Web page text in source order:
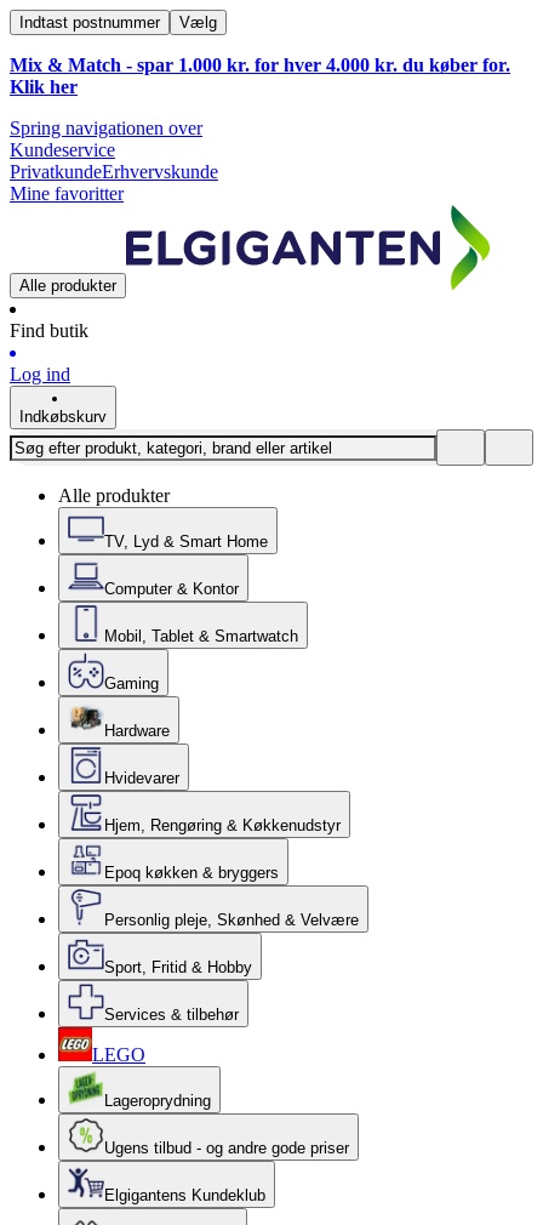
Indtast postnummer Vælg
Mix & Match - spar 1.000 kr. for hver 4.000 kr. du køber for.
Klik her
Spring navigationen over
Kundeservice
PrivatkundeErhvervskunde
Mine favoritter
Alle produkter
Find butik
Log ind
Indkøbskurv
Alle produkter
TV, Lyd & Smart Home
Computer & Kontor
Mobil, Tablet & Smartwatch
Gaming
Hardware
Hvidevarer
Hjem, Rengøring & Køkkenudstyr
Epoq køkken & bryggers
Personlig pleje, Skønhed & Velvære
Sport, Fritid & Hobby
Services & tilbehør
LEGO
Lageroprydning
Ugens tilbud - og andre gode priser
Elgigantens Kundeklub